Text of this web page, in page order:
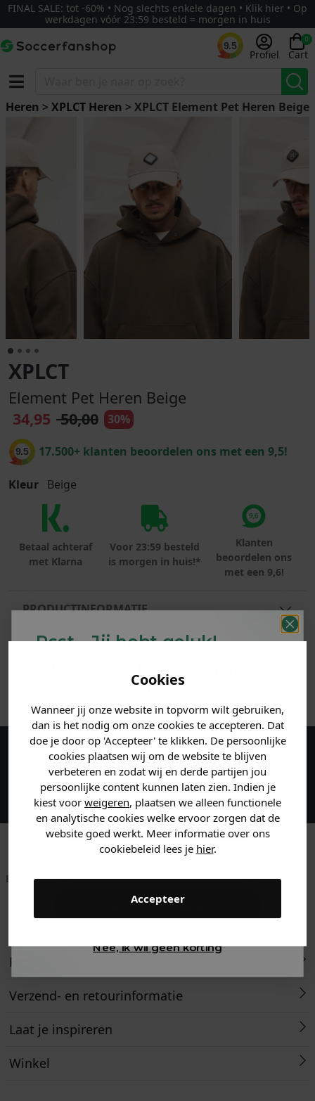
Cookies
Wanneer jij onze website in topvorm wilt gebruiken,
dan is het nodig om onze cookies te accepteren. Dat
doe je door op 'Accepteer' te klikken. De persoonlijke
cookies plaatsen wij om de website te blijven
verbeteren en zodat wij en derde partijen jou
persoonlijke content kunnen laten zien. Indien je
kiest voor weigeren, plaatsen we alleen functionele
en analytische cookies welke ervoor zorgen dat de
website goed werkt. Meer informatie over ons
cookiebeleid lees je hier.
Accepteer
FINAL SALE: tot -60% • Nog slechts enkele dagen • Klik hier • Op
werkdagen vóór 23:59 besteld = morgen in huis
9.5
Profiel
0
Cart
Heren >XPLCT Heren > XPLCT Element Pet Heren Beige
XPLCT
Element Pet Heren Beige
34,95 50,00 30%
9.5 17.500+ klanten beoordelen ons met een 9,5!
Kleur Beige
Betaal achteraf
met Klarna
Voor 23:59 besteld
is morgen in huis!*
Klanten
beoordelen ons
met een 9,6!
PRODUCTINFORMATIE
MATERIAAL & WASVOORSCHRIFT
ANDERE BESTELDEN OOK
Maak een account aan en ontvang 5%
korting op je eerste bestelling!
Betaal achteraf met
Voor 23:59 besteld
is morgen in huis!*
Klanten beoordelen
Retourneren
Verzend- en retourinformatie
Laat je inspireren
Winkel
Psst... Jij hebt geluk!
Welke mystery
krijg jij? (Tot-30%
Vertel ons waar je naar op
zoek bent. 👇
Heren kleding
Dames kleding
Gewoon rondkijken
Nee, ik wil geen korting